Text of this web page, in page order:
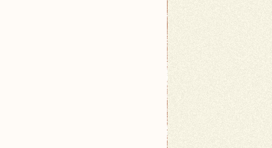
i ekskluzywnych kolekcji, zawsze
elegancji i ponadczasowego stylu.</li>
materiałów i niepowtarzalnego